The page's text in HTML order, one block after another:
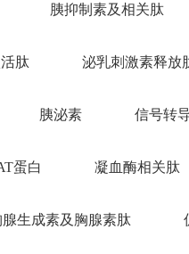
胰抑制素及相关肽
肽 泌乳刺激素释放
胰泌素 信号转
蛋白 凝血酶相关肽
生成素及胸腺素肽